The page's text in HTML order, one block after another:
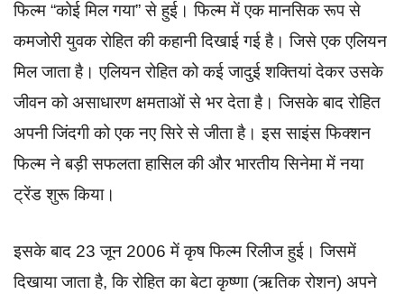
फिल्म “कोई मिल गया” से हुई। फिल्म में एक मानसिक रूप से
कमजोरी युवक रोहित की कहानी दिखाई गई है। जिसे एक एलियन
मिल जाता है। एलियन रोहित को कई जादुई शक्तियां देकर उसके
जीवन को असाधारण क्षमताओं से भर देता है। जिसके बाद रोहित
अपनी जिंदगी को एक नए सिरे से जीता है। इस साइंस फिक्शन
फिल्म ने बड़ी सफलता हासिल की और भारतीय सिनेमा में नया
ट्रेंड शुरू किया।
इसके बाद 23 जून 2006 में कृष फिल्म रिलीज हुई। जिसमें
दिखाया जाता है, कि रोहित का बेटा कृष्णा (ऋतिक रोशन) अपने